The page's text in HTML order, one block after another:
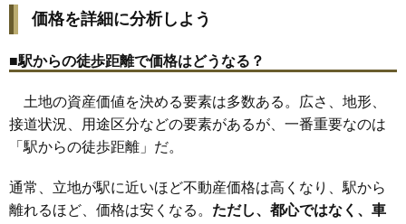
30 南一番町 28万円
32 南原町 28万円 1,735万円 19.1%
33 小荷駄町 28万円 1,814万円 19.6%
34 前田町 27万円 1,933万円 20.6%
35 宮町
36 南栄町 26万円 1,983万円 24.8%
37 篭田 26万円 1,971万円 23.4%
価格を詳細に分析しよう
■駅からの徒歩距離で価格はどうなる？
土地の資産価値を決める要素は多数ある。広さ、地形、
接道状況、用途区分などの要素があるが、一番重要なのは
「駅からの徒歩距離」だ。
通常、立地が駅に近いほど不動産価格は高くなり、駅から
離れるほど、価格は安くなる。 ただし、都心ではなく、車